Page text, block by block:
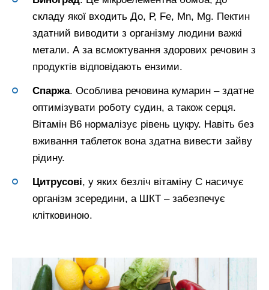
складу якої входить До, Р, Fe, Mn, Mg. Пектин
здатний виводити з організму людини важкі
метали. А за всмоктування здорових речовин з
продуктів відповідають ензими.
Спаржа. Особлива речовина кумарин – здатне
оптимізувати роботу судин, а також серця.
Вітамін В6 нормалізує рівень цукру. Навіть без
вживання таблеток вона здатна вивести зайву
рідину.
Цитрусові, у яких безліч вітаміну С насичує
організм зсередини, а ШКТ – забезпечує
клітковиною.